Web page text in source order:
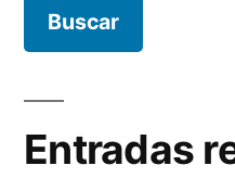
Entradas